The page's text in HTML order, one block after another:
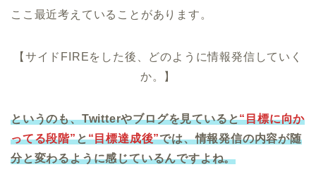
ここ最近考えていることがあります。
【サイドFIREをした後、どのように情報発信していく
か。】
というのも、Twitterやブログを見ていると“目標に向か
ってる段階”と“目標達成後”では、情報発信の内容が随
分と変わるように感じているんですよね。